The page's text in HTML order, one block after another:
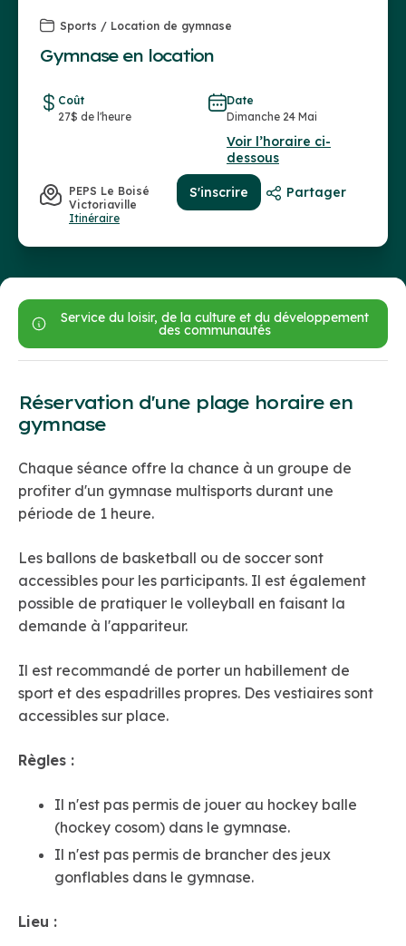
Sports / Location de gymnase
Gymnase en location
Coût
27$ de l'heure
Date
Dimanche 24 Mai
Voir l’horaire ci-
dessous
PEPS Le Boisé
Victoriaville
Itinéraire
S'inscrire Partager
Service du loisir, de la culture et du développement
des communautés
Réservation d'une plage horaire en
gymnase
Chaque séance offre la chance à un groupe de
profiter d'un gymnase multisports durant une
période de 1 heure.
Les ballons de basketball ou de soccer sont
accessibles pour les participants. Il est également
possible de pratiquer le volleyball en faisant la
demande à l'appariteur.
Il est recommandé de porter un habillement de
sport et des espadrilles propres. Des vestiaires sont
accessibles sur place.
Règles :
Il n'est pas permis de jouer au hockey balle
(hockey cosom) dans le gymnase.
Il n'est pas permis de brancher des jeux
gonflables dans le gymnase.
Lieu :